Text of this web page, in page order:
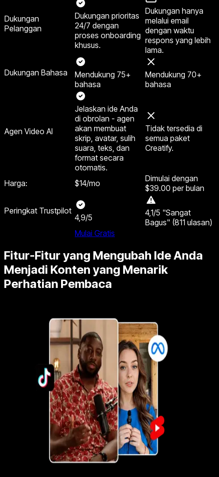
Dukungan
Pelanggan
Dukungan prioritas
24/7 dengan
proses onboarding
khusus.
Dukungan hanya
melalui email
dengan waktu
respons yang lebih
lama.
Dukungan Bahasa
Mendukung 75+
bahasa
Mendukung 70+
bahasa
Agen Video AI
Jelaskan ide Anda
di obrolan - agen
akan membuat
skrip, avatar, sulih
suara, teks, dan
format secara
otomatis.
Tidak tersedia di
semua paket
Creatify.
Harga: $14/mo
Dimulai dengan
$39.00 per bulan
Peringkat Trustpilot
4,9/5
4,1/5 "Sangat
Bagus" (811 ulasan)
Mulai Gratis
Fitur-Fitur yang Mengubah Ide Anda
Menjadi Konten yang Menarik
Perhatian Pembaca